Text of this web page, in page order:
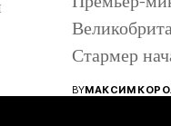
Стармер
визит в
BYМАКСИМ